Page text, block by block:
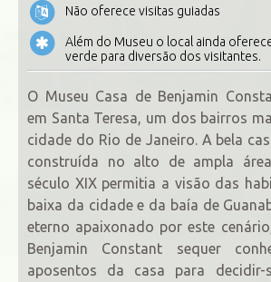
Não oferece visitas guiadas
Além do Museu o local ainda
verde para diversão dos visitantes.
O Museu Casa de Benjamin
em Santa Teresa, um dos bairros
cidade do Rio de Janeiro. A bela
construída no alto de ampla
século XIX permitia a visão das
baixa da cidade e da baía de
eterno apaixonado por este
Benjamin Constant sequer
aposentos da casa para